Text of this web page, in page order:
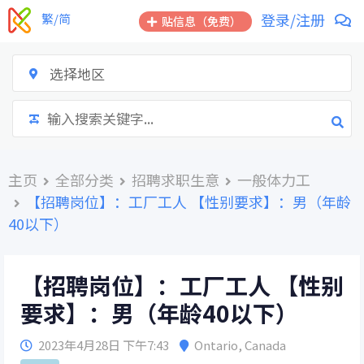
跳
到
贴信息（免费） 登录/注册
繁/简
选择地区
主页 全部分类 招聘求职生意
一般体力工
【招聘岗位】：工厂工人 【性别要求】：男（年龄
40以下）
【招聘岗位】：工厂工人 【性别
要求】：男（年龄40以下）
2023年4月28日 下午7:43 Ontario,Canada